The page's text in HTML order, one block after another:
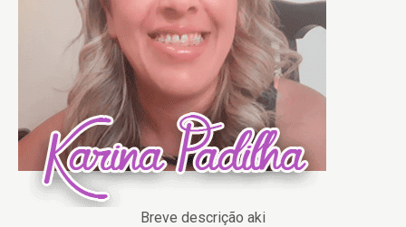
Breve descrição aki